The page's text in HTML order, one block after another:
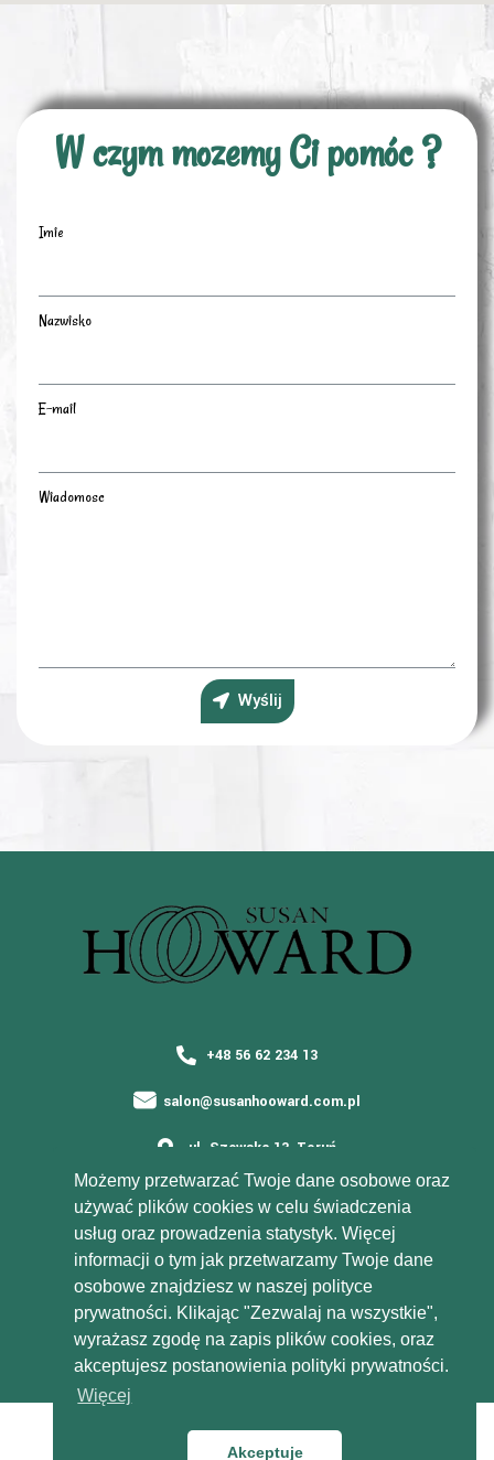
Możemy przetwarzać Twoje dane osobowe oraz
używać plików cookies w celu świadczenia
usług oraz prowadzenia statystyk. Więcej
informacji o tym jak przetwarzamy Twoje dane
osobowe znajdziesz w naszej polityce
prywatności. Klikając "Zezwalaj na wszystkie",
wyrażasz zgodę na zapis plików cookies, oraz
akceptujesz postanowienia polityki prywatności.
Więcej
Akceptuje
W czym mozemy Ci pomóc ?
Imie
Nazwisko
E-mail
Wiadomosc
Wyślij
+48 56 62 234 13
salon@susanhooward.com.pl
ul. Szewska 13, Toruń
ZAOBSERWUJ NAS NA FACEBOOKU ORAZ INSTAGRAMIE
Copyright 2022 Susan Hooward